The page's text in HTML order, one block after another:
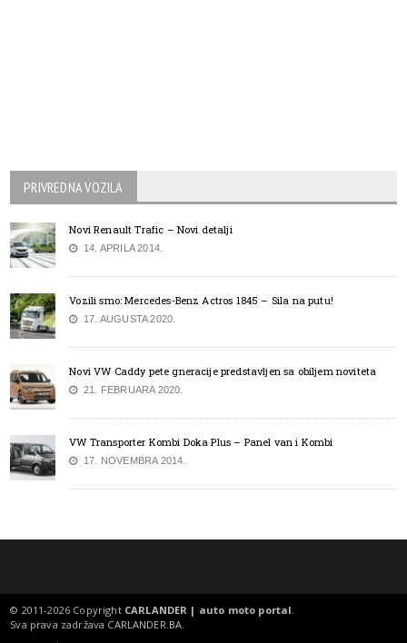
PRIVREDNA VOZILA
Novi Renault Trafic – Novi detalji
14. APRILA 2014.
Vozili smo: Mercedes-Benz Actros 1845 – Sila na putu!
17. AUGUSTA 2020.
Novi VW Caddy pete gneracije predstavljen sa obiljem noviteta
21. FEBRUARA 2020.
VW Transporter Kombi Doka Plus – Panel van i Kombi
17. NOVEMBRA 2014.
© 2011-2026 Copyright CARLANDER | auto moto portal
Sva prava zadržava CARLANDER.BA